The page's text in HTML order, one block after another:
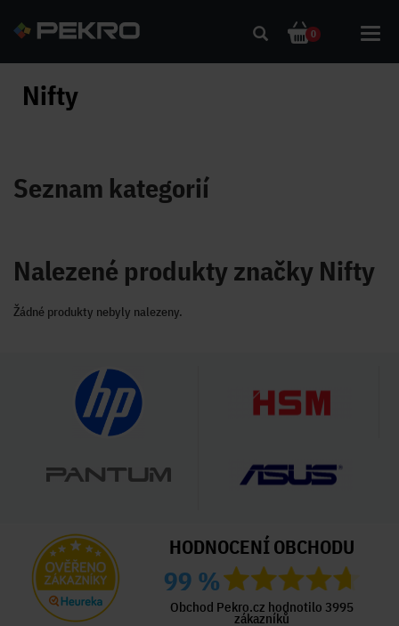
0
Nifty
Seznam kategorií
Nalezené produkty značky Nifty
Žádné produkty nebyly nalezeny.
HODNOCENÍ OBCHODU
99 %
Obchod Pekro.cz hodnotilo 3995
zákazníků